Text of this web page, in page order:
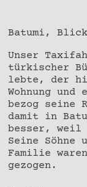
Batumi, Blick
Unser
türkischer
lebte, der
Wohnung
bezog seine
damit in
besser, weil
Seine Söhne
Familie
gezogen.